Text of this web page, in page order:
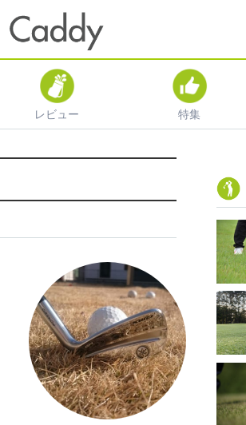
レビュー 特集